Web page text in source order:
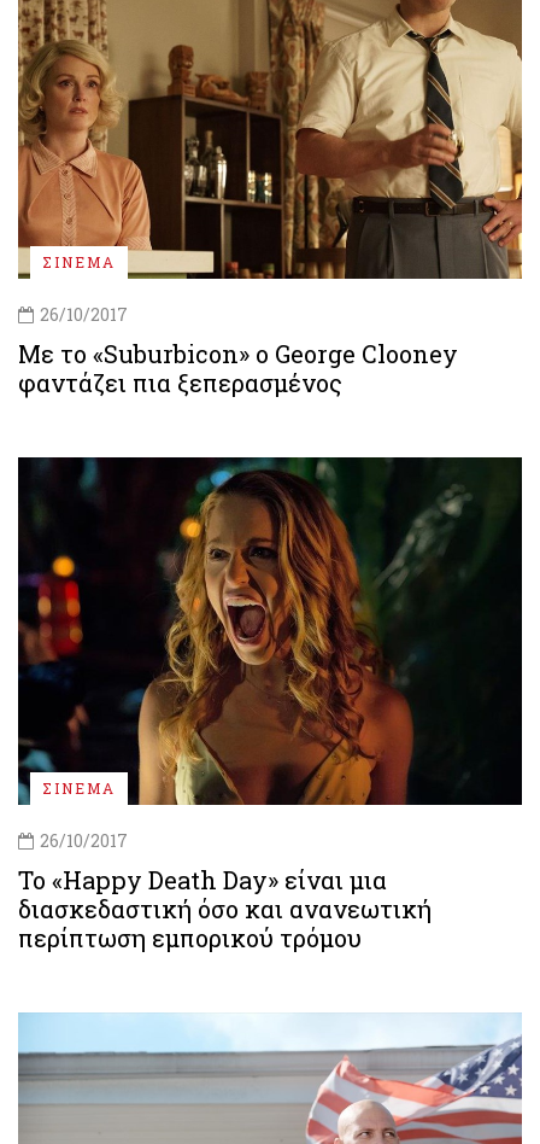
ΣΙΝΕΜΑ
26/10/2017
Με το «Suburbicon» ο George Clooney
φαντάζει πια ξεπερασμένος
ΣΙΝΕΜΑ
26/10/2017
Το «Happy Death Day» είναι μια
διασκεδαστική όσο και ανανεωτική
περίπτωση εμπορικού τρόμου